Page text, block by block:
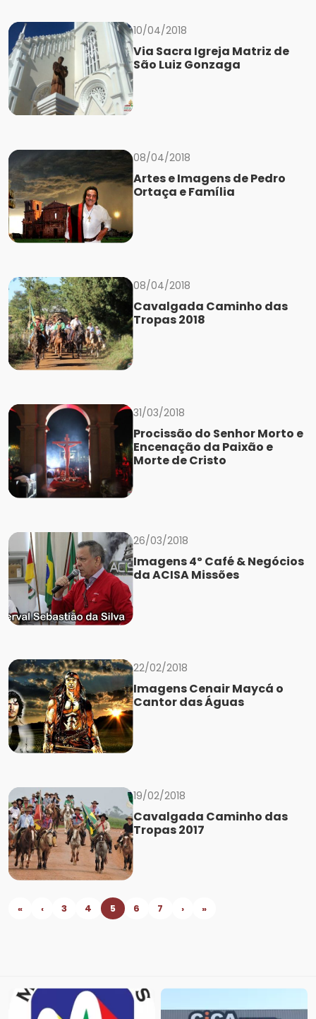
10/04/2018
Via Sacra Igreja Matriz de
São Luiz Gonzaga
08/04/2018
Artes e Imagens de Pedro
Ortaça e Família
08/04/2018
Cavalgada Caminho das
Tropas 2018
31/03/2018
Procissão do Senhor Morto e
Encenação da Paixão e
Morte de Cristo
26/03/2018
Imagens 4º Café & Negócios
da ACISA Missões
22/02/2018
Imagens Cenair Maycá o
Cantor das Águas
19/02/2018
Cavalgada Caminho das
Tropas 2017
« ‹ 3 4 5 6 7 › »